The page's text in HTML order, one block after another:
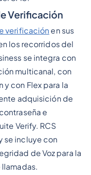
Verificación
verificación en sus
los recorridos del
se integra con
multicanal, con
y con Flex para la
adquisición de
e
Verify. RCS
se incluye con
de Voz para la